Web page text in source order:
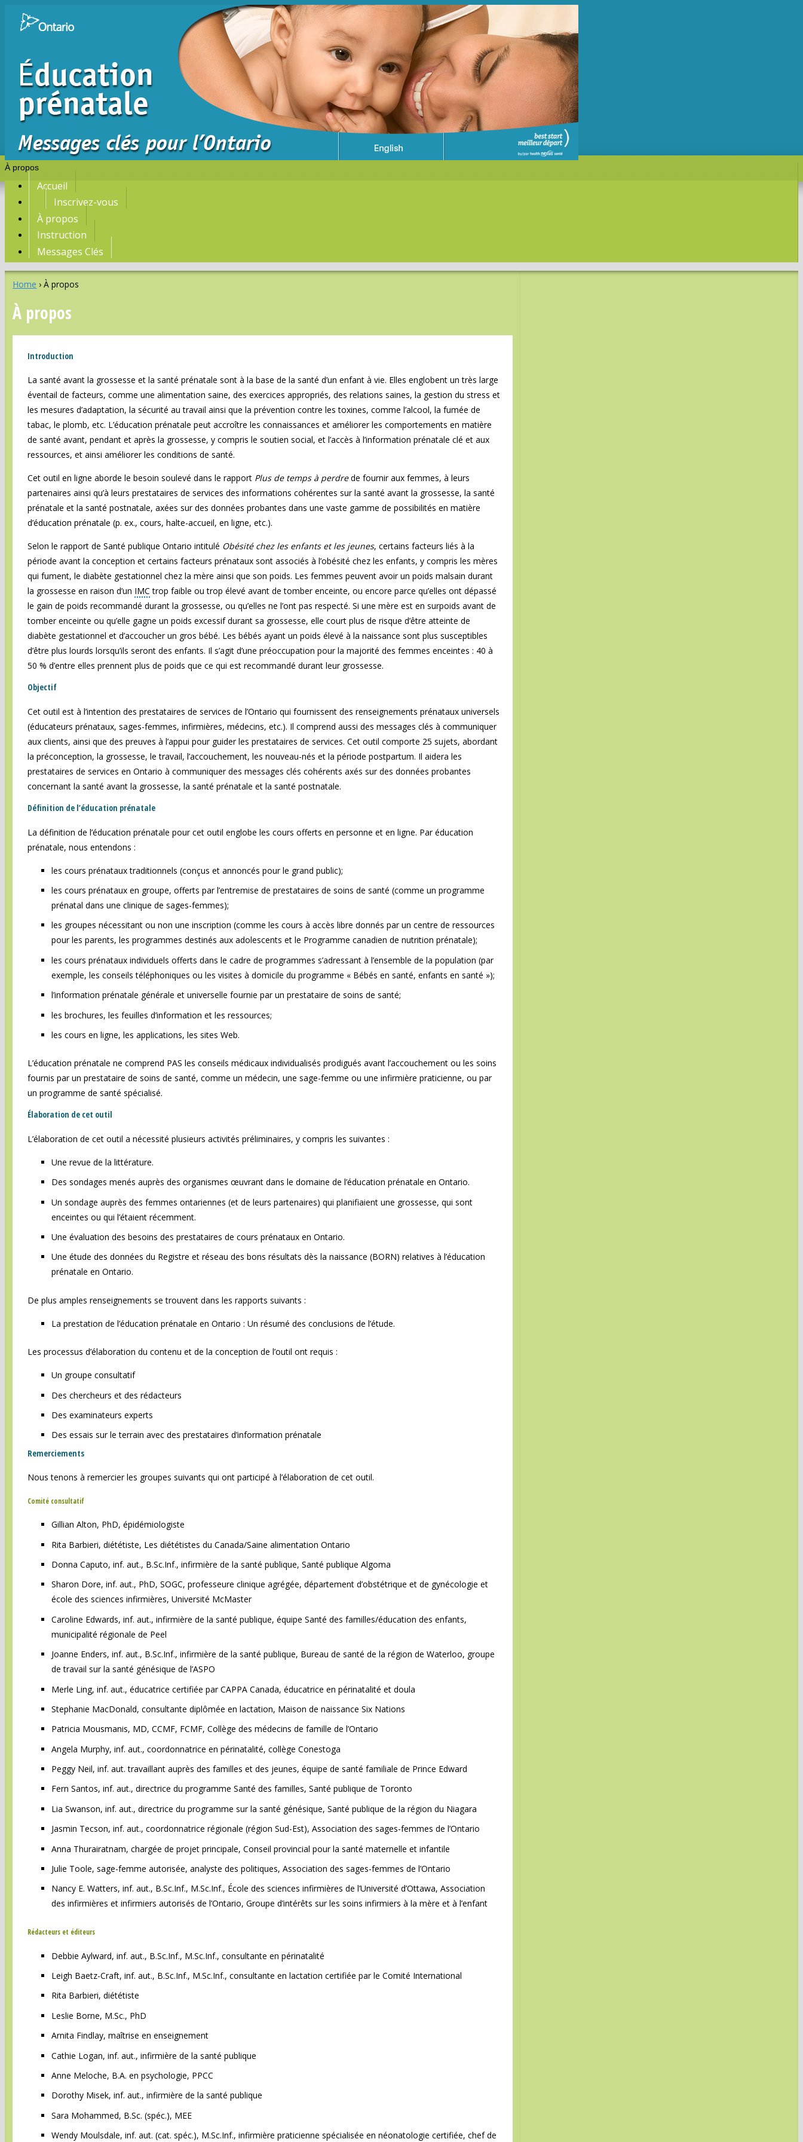
À propos
Accueil
Inscrivez-vous
À propos
Instruction
Messages Clés
Home › À propos
À propos
Introduction
La santé avant la grossesse et la santé prénatale sont à la base de la santé d’un enfant à vie. Elles englobent un très large
éventail de facteurs, comme une alimentation saine, des exercices appropriés, des relations saines, la gestion du stress et
les mesures d’adaptation, la sécurité au travail ainsi que la prévention contre les toxines, comme l’alcool, la fumée de
tabac, le plomb, etc. L’éducation prénatale peut accroître les connaissances et améliorer les comportements en matière
de santé avant, pendant et après la grossesse, y compris le soutien social, et l’accès à l’information prénatale clé et aux
ressources, et ainsi améliorer les conditions de santé.
Cet outil en ligne aborde le besoin soulevé dans le rapport Plus de temps à perdrede fournir aux femmes, à leurs
partenaires ainsi qu’à leurs prestataires de services des informations cohérentes sur la santé avant la grossesse, la santé
prénatale et la santé postnatale, axées sur des données probantes dans une vaste gamme de possibilités en matière
d’éducation prénatale (p. ex., cours, halte-accueil, en ligne, etc.).
Selon le rapport de Santé publique Ontario intitulé Obésité chez les enfants et les jeunes, certains facteurs liés à la
période avant la conception et certains facteurs prénataux sont associés à l’obésité chez les enfants, y compris les mères
qui fument, le diabète gestationnel chez la mère ainsi que son poids. Les femmes peuvent avoir un poids malsain durant
la grossesse en raison d’un IMC trop faible ou trop élevé avant de tomber enceinte, ou encore parce qu’elles ont dépassé
le gain de poids recommandé durant la grossesse, ou qu’elles ne l’ont pas respecté. Si une mère est en surpoids avant de
tomber enceinte ou qu’elle gagne un poids excessif durant sa grossesse, elle court plus de risque d’être atteinte de
diabète gestationnel et d’accoucher un gros bébé. Les bébés ayant un poids élevé à la naissance sont plus susceptibles
d’être plus lourds lorsqu’ils seront des enfants. Il s’agit d’une préoccupation pour la majorité des femmes enceintes : 40 à
50 % d’entre elles prennent plus de poids que ce qui est recommandé durant leur grossesse.
Objectif
Cet outil est à l’intention des prestataires de services de l’Ontario qui fournissent des renseignements prénataux universels
(éducateurs prénataux, sages-femmes, infirmières, médecins, etc.). Il comprend aussi des messages clés à communiquer
aux clients, ainsi que des preuves à l’appui pour guider les prestataires de services. Cet outil comporte 25 sujets, abordant
la préconception, la grossesse, le travail, l’accouchement, les nouveau-nés et la période postpartum. Il aidera les
prestataires de services en Ontario à communiquer des messages clés cohérents axés sur des données probantes
concernant la santé avant la grossesse, la santé prénatale et la santé postnatale.
Définition de l’éducation prénatale
La définition de l’éducation prénatale pour cet outil englobe les cours offerts en personne et en ligne. Par éducation
prénatale, nous entendons :
les cours prénataux traditionnels (conçus et annoncés pour le grand public);
les cours prénataux en groupe, offerts par l’entremise de prestataires de soins de santé (comme un programme
prénatal dans une clinique de sages-femmes);
les groupes nécessitant ou non une inscription (comme les cours à accès libre donnés par un centre de ressources
pour les parents, les programmes destinés aux adolescents et le Programme canadien de nutrition prénatale);
les cours prénataux individuels offerts dans le cadre de programmes s’adressant à l’ensemble de la population (par
exemple, les conseils téléphoniques ou les visites à domicile du programme « Bébés en santé, enfants en santé »);
l’information prénatale générale et universelle fournie par un prestataire de soins de santé;
les brochures, les feuilles d’information et les ressources;
les cours en ligne, les applications, les sites Web.
L’éducation prénatale ne comprend PAS les conseils médicaux individualisés prodigués avant l’accouchement ou les soins
fournis par un prestataire de soins de santé, comme un médecin, une sage-femme ou une infirmière praticienne, ou par
un programme de santé spécialisé.
Élaboration de cet outil
L’élaboration de cet outil a nécessité plusieurs activités préliminaires, y compris les suivantes :
Une revue de la littérature.
Des sondages menés auprès des organismes œuvrant dans le domaine de l’éducation prénatale en Ontario.
Un sondage auprès des femmes ontariennes (et de leurs partenaires) qui planifiaient une grossesse, qui sont
enceintes ou qui l’étaient récemment.
Une évaluation des besoins des prestataires de cours prénataux en Ontario.
Une étude des données du Registre et réseau des bons résultats dès la naissance (BORN) relatives à l’éducation
prénatale en Ontario.
De plus amples renseignements se trouvent dans les rapports suivants :
La prestation de l’éducation prénatale en Ontario : Un résumé des conclusions de l’étude.
Les processus d’élaboration du contenu et de la conception de l’outil ont requis :
Un groupe consultatif
Des chercheurs et des rédacteurs
Des examinateurs experts
Des essais sur le terrain avec des prestataires d’information prénatale
Remerciements
Nous tenons à remercier les groupes suivants qui ont participé à l’élaboration de cet outil.
Comité consultatif
Gillian Alton, PhD, épidémiologiste
Rita Barbieri, diététiste, Les diététistes du Canada/Saine alimentation Ontario
Donna Caputo, inf. aut., B.Sc.Inf., infirmière de la santé publique, Santé publique Algoma
Sharon Dore, inf. aut., PhD, SOGC, professeure clinique agrégée, département d’obstétrique et de gynécologie et
école des sciences infirmières, Université McMaster
Caroline Edwards, inf. aut., infirmière de la santé publique, équipe Santé des familles/éducation des enfants,
municipalité régionale de Peel
Joanne Enders, inf. aut., B.Sc.Inf., infirmière de la santé publique, Bureau de santé de la région de Waterloo, groupe
de travail sur la santé génésique de l’ASPO
Merle Ling, inf. aut., éducatrice certifiée par CAPPA Canada, éducatrice en périnatalité et doula
Stephanie MacDonald, consultante diplômée en lactation, Maison de naissance Six Nations
Patricia Mousmanis, MD, CCMF, FCMF, Collège des médecins de famille de l’Ontario
Angela Murphy, inf. aut., coordonnatrice en périnatalité, collège Conestoga
Peggy Neil, inf. aut. travaillant auprès des familles et des jeunes, équipe de santé familiale de Prince Edward
Fern Santos, inf. aut., directrice du programme Santé des familles, Santé publique de Toronto
Lia Swanson, inf. aut., directrice du programme sur la santé génésique, Santé publique de la région du Niagara
Jasmin Tecson, inf. aut., coordonnatrice régionale (région Sud-Est), Association des sages-femmes de l’Ontario
Anna Thurairatnam, chargée de projet principale, Conseil provincial pour la santé maternelle et infantile
Julie Toole, sage-femme autorisée, analyste des politiques, Association des sages-femmes de l’Ontario
Nancy E. Watters, inf. aut., B.Sc.Inf., M.Sc.Inf., École des sciences infirmières de l’Université d’Ottawa, Association
des infirmières et infirmiers autorisés de l’Ontario, Groupe d’intérêts sur les soins infirmiers à la mère et à l’enfant
Rédacteurs et éditeurs
Debbie Aylward, inf. aut., B.Sc.Inf., M.Sc.Inf., consultante en périnatalité
Leigh Baetz-Craft, inf. aut., B.Sc.Inf., M.Sc.Inf., consultante en lactation certifiée par le Comité International
Rita Barbieri, diététiste
Leslie Borne, M.Sc., PhD
Arnita Findlay, maîtrise en enseignement
Cathie Logan, inf. aut., infirmière de la santé publique
Anne Meloche, B.A. en psychologie, PPCC
Dorothy Misek, inf. aut., infirmière de la santé publique
Sara Mohammed, B.Sc. (spéc.), MEE
Wendy Moulsdale, inf. aut. (cat. spéc.), M.Sc.Inf., infirmière praticienne spécialisée en néonatologie certifiée, chef de